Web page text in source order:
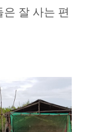
잘 사는 편